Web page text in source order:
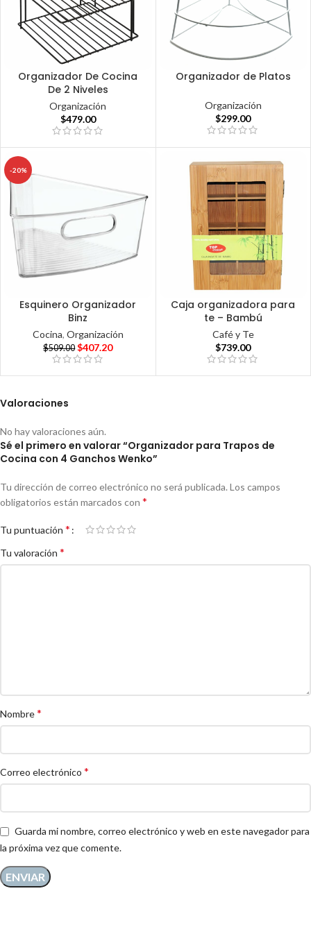
Organizador De Cocina
De 2 Niveles
Organización
$479.00
Organizador de Platos
Organización
$299.00
-20%
Esquinero Organizador
Binz
Cocina, Organización
$509.00 $407.20
Caja organizadora para
te – Bambú
Café y Te
$739.00
Valoraciones
No hay valoraciones aún.
Sé el primero en valorar “Organizador para Trapos de
Cocina con 4 Ganchos Wenko”
Tu dirección de correo electrónico no será publicada. Los campos
obligatorios están marcados con *
Tu puntuación *
Tu valoración *
Nombre*
Correo electrónico *
Guarda mi nombre, correo electrónico y web en este navegador para
la próxima vez que comente.